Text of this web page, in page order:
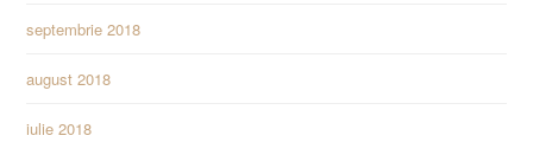
septembrie 2018
august 2018
iulie 2018